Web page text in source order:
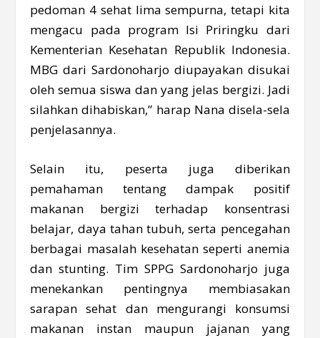
pedoman 4 sehat lima sempurna, tetapi kita
mengacu pada program Isi Priringku dari
Kementerian Kesehatan Republik Indonesia.
MBG dari Sardonoharjo diupayakan disukai
oleh semua siswa dan yang jelas bergizi. Jadi
silahkan dihabiskan,” harap Nana disela-sela
penjelasannya.
Selain itu, peserta juga diberikan
pemahaman tentang dampak positif
makanan bergizi terhadap konsentrasi
belajar, daya tahan tubuh, serta pencegahan
berbagai masalah kesehatan seperti anemia
dan stunting. Tim SPPG Sardonoharjo juga
menekankan pentingnya membiasakan
sarapan sehat dan mengurangi konsumsi
makanan instan maupun jajanan yang